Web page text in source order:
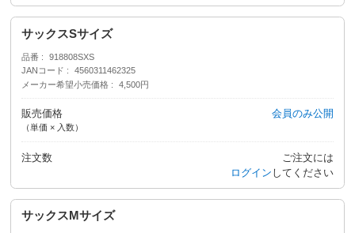
サックスSサイズ
品番
918808SXS
JANコード
4560311462325
メーカー希望小売価格
4,500円
販売価格
（単価 × 入数）
会員のみ公開
注文数
ご注文には
ログイン してください
サックスMサイズ